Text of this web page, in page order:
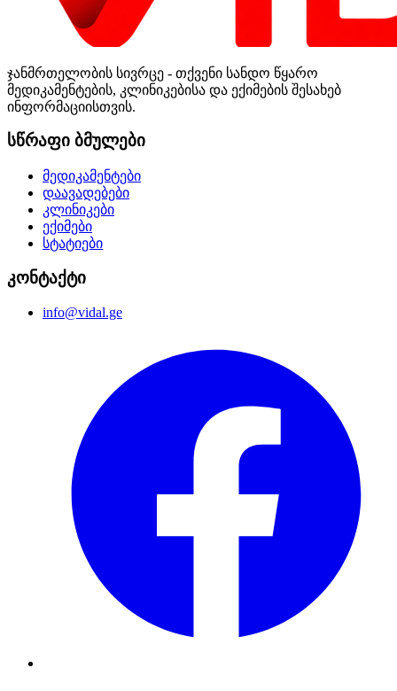
ჯანმრთელობის სივრცე - თქვენი სანდო წყარო
მედიკამენტების, კლინიკებისა და ექიმების შესახებ
ინფორმაციისთვის.
სწრაფი ბმულები
მედიკამენტები
დაავადებები
კლინიკები
ექიმები
სტატიები
კონტაქტი
info@vidal.ge